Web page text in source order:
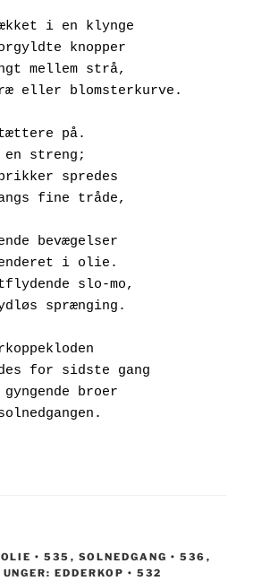
OLIE • 535 , SOLNEDGANG • 536 ,
UNGER: EDDERKOP • 532